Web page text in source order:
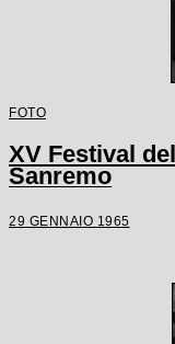
FOTO
XV Festival
Sanremo
29 GENNAIO 1965